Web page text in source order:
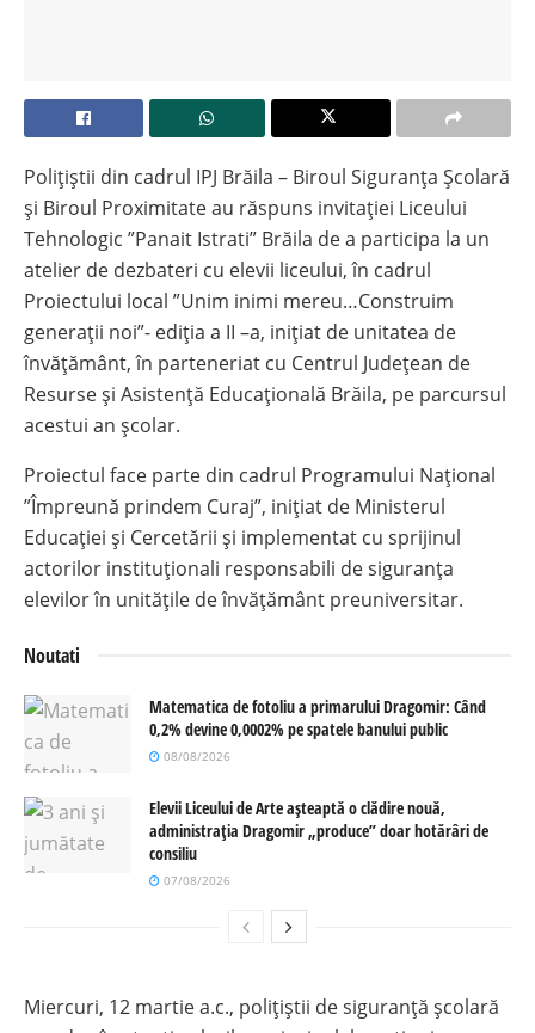
Polițiștii din cadrul IPJ Brăila – Biroul Siguranța Școlară
și Biroul Proximitate au răspuns invitației Liceului
Tehnologic ”Panait Istrati” Brăila de a participa la un
atelier de dezbateri cu elevii liceului, în cadrul
Proiectului local ”Unim inimi mereu…Construim
generații noi”- ediția a II –a, inițiat de unitatea de
învățământ, în parteneriat cu Centrul Județean de
Resurse și Asistență Educațională Brăila, pe parcursul
acestui an școlar.
Proiectul face parte din cadrul Programului Național
”Împreună prindem Curaj”, inițiat de Ministerul
Educației și Cercetării și implementat cu sprijinul
actorilor instituționali responsabili de siguranța
elevilor în unitățile de învățământ preuniversitar.
Noutati
Matematica de fotoliu a primarului Dragomir: Când
0,2% devine 0,0002% pe spatele banului public
08/08/2026
Elevii Liceului de Arte așteaptă o clădire nouă,
administrația Dragomir „produce” doar hotărâri de
consiliu
07/08/2026
Miercuri, 12 martie a.c., polițiștii de siguranță școlară